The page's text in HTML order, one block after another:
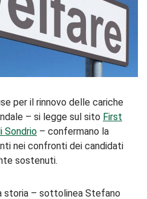
per il rinnovo delle cariche
– si legge sul sito First
Sondrio – confermano la
nei confronti dei candidati
sostenuti.
storia – sottolinea Stefano